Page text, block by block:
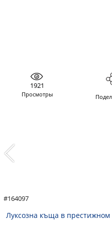
1921
Просмотры
#164097
Луксозна къща в